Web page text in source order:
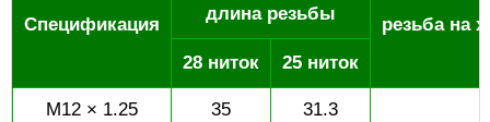
Спецификация
длина резьбы
резьба на
28 ниток
25 ниток
M12 × 1.25 35 31.3